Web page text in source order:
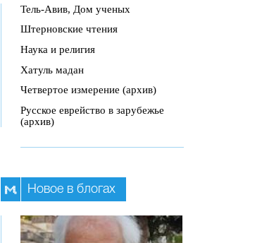
Тель-Авив, Дом ученых
Штерновские чтения
Наука и религия
Хатуль мадан
Четвертое измерение (архив)
Русское еврейство в зарубежье
(архив)
Новое в блогах